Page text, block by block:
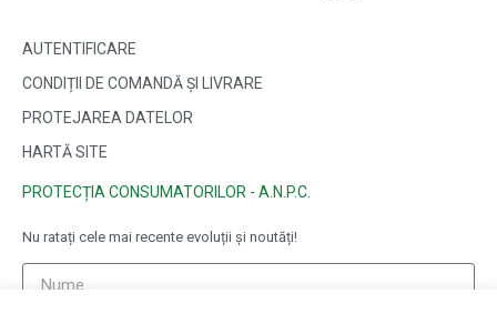
AUTENTIFICARE
CONDIȚII DE COMANDĂ ȘI LIVRARE
PROTEJAREA DATELOR
HARTĂ SITE
PROTECȚIA CONSUMATORILOR - A.N.P.C.
Nu ratați cele mai recente evoluții și noutăți!